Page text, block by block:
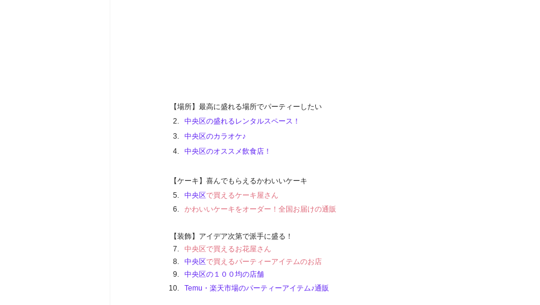
【場所】最高に盛れる場所でパーティーしたい
中央区の盛れるレンタルスペース！
中央区のカラオケ♪
中央区のオススメ飲食店！
【ケーキ】喜んでもらえるかわいいケーキ
中央区で買えるケーキ屋さん
かわいいケーキをオーダー！全国お届けの通販
【装飾】アイデア次第で派手に盛る！
中央区で買えるお花屋さん
中央区で買えるパーティーアイテムのお店
中央区の１００均の店舗
Temu・楽天市場のパーティーアイテム♪通販